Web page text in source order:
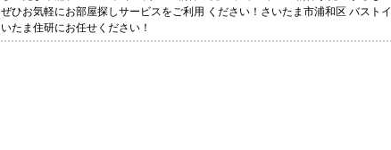
ぜひお気軽にお部屋探しサービスをご利用 ください！さいたま市浦和区 バスト
いたま住研にお任せください！